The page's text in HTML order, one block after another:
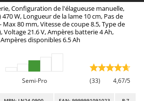
Électriques
sur roues
pour tracteurs
Configuration de l'élagueuse manuelle,
W, Longueur de la lame 10 cm, Pas de
80 mm, Vitesse de coupe 8.5, Type de
21.6 V, Ampères batterie 4 Ah,
disponibles 6.5 Ah
Semi-Pro (33) 4,67/5